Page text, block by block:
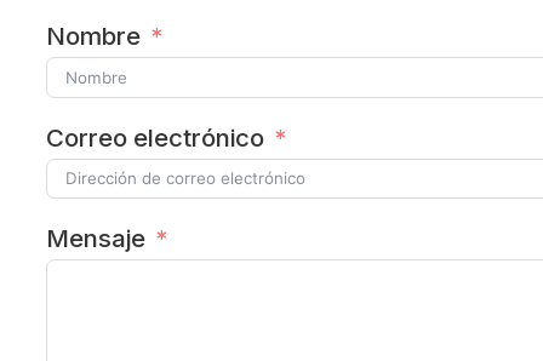
Nombre
Correo electrónico
Mensaje